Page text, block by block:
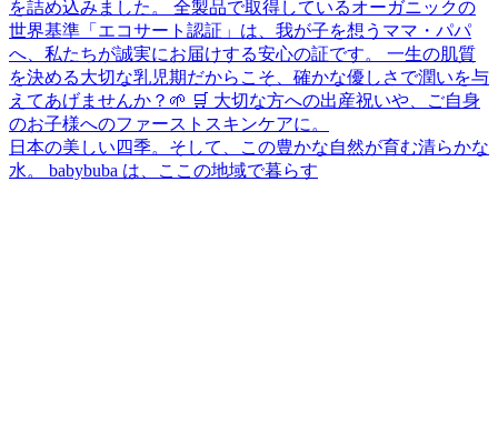
日本の美しい四季。そして、この豊かな自然が育む清らかな
水。 babybuba は、ここの地域で暮らす